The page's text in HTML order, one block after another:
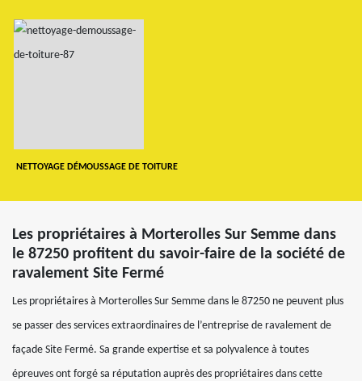
NETTOYAGE DÉMOUSSAGE DE TOITURE
Les propriétaires à Morterolles Sur Semme dans
le 87250 profitent du savoir-faire de la société de
ravalement Site Fermé
Les propriétaires à Morterolles Sur Semme dans le 87250 ne peuvent plus
se passer des services extraordinaires de l’entreprise de ravalement de
façade Site Fermé. Sa grande expertise et sa polyvalence à toutes
épreuves ont forgé sa réputation auprès des propriétaires dans cette